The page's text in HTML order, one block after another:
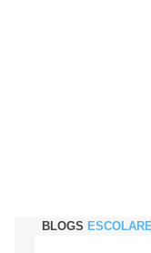
BLOGS